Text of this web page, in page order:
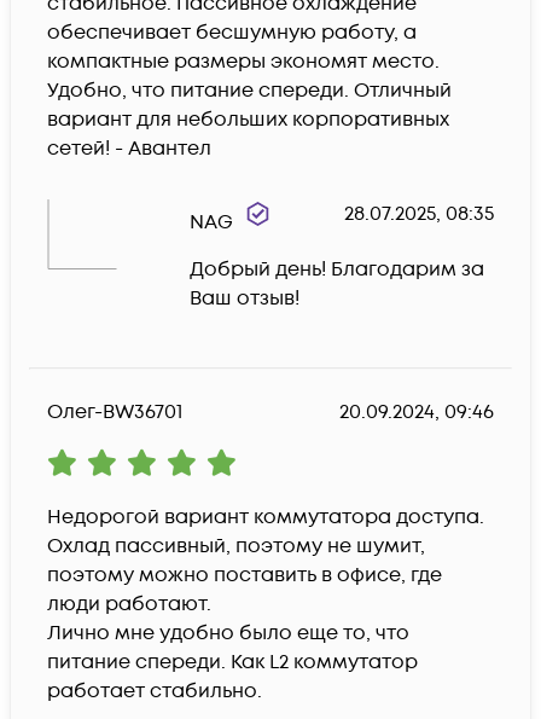
обеспечивает бесшумную работу, а
компактные размеры экономят место.
Удобно, что питание спереди. Отличный
вариант для небольших корпоративных
сетей! - Авантел
NAG 28.07.2025, 08:35
Добрый день! Благодарим за
Ваш отзыв!
Олег-BW36701 20.09.2024, 09:46
Недорогой вариант коммутатора доступа.
Охлад пассивный, поэтому не шумит,
поэтому можно поставить в офисе, где
люди работают.
Лично мне удобно было еще то, что
питание спереди. Как L2 коммутатор
работает стабильно.